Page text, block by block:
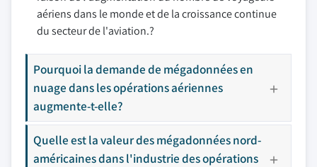
aériens dans le monde et de la croissance continue
du secteur de l'aviation.?
Pourquoi la demande de mégadonnées en
nuage dans les opérations aériennes
augmente-t-elle?
Quelle est la valeur des mégadonnées nord-
américaines dans l'industrie des opérations